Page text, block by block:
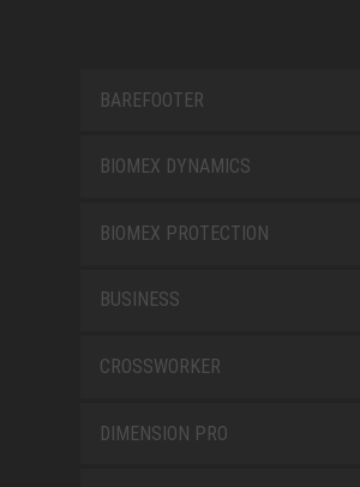
BAREFOOTER
BIOMEX DYNAMICS
BIOMEX PROTECTION
BUSINESS
CROSSWORKER
DIMENSION PRO